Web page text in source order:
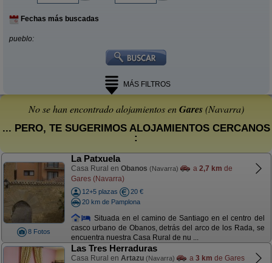
Fechas más buscadas
pueblo:
MÁS FILTROS
No se han encontrado alojamientos enGares(Navarra)
... PERO, TE SUGERIMOS ALOJAMIENTOS CERCANOS
:
8 Fotos
La Patxuela
Casa Rural en Obanos (Navarra) a 2,7 km de
Gares (Navarra)
12+5 plazas
20 €
20 km de Pamplona
Situada en el camino de Santiago en el centro del
casco urbano de Obanos, detrás del arco de los Rada, se
encuentra nuestra Casa Rural de nu ...
Las Tres Herraduras
Casa Rural en Artazu (Navarra) a 3 km de Gares